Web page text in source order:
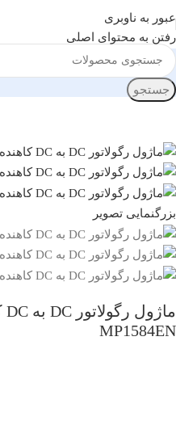
عبور به ناوبری
رفتن به محتوای اصلی
جستجو
بزرگنمایی تصویر
MP1584EN